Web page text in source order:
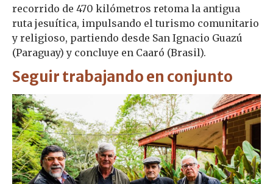
recorrido de 470 kilómetros retoma la antigua
ruta jesuítica, impulsando el turismo comunitario
y religioso, partiendo desde San Ignacio Guazú
(Paraguay) y concluye en Caaró (Brasil).
Seguir trabajando en conjunto